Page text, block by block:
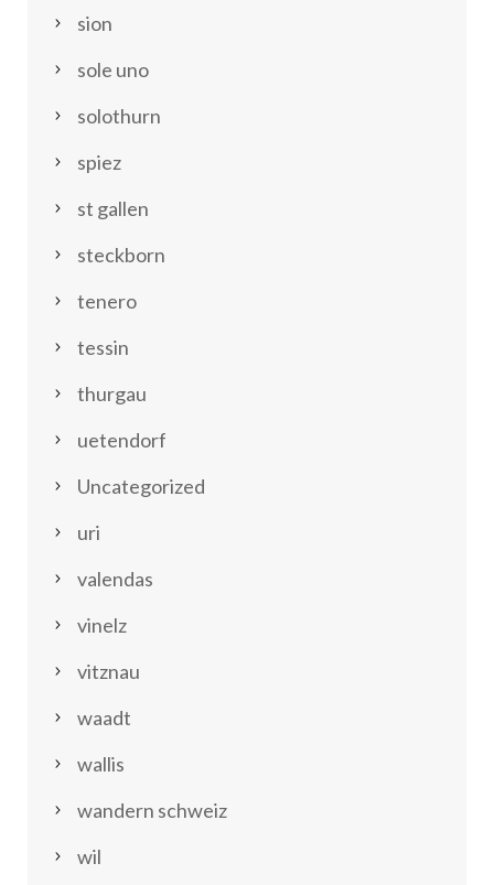
sion
sole uno
solothurn
spiez
st gallen
steckborn
tenero
tessin
thurgau
uetendorf
Uncategorized
uri
valendas
vinelz
vitznau
waadt
wallis
wandern schweiz
wil